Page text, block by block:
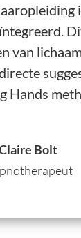
van
Hands
Bolt